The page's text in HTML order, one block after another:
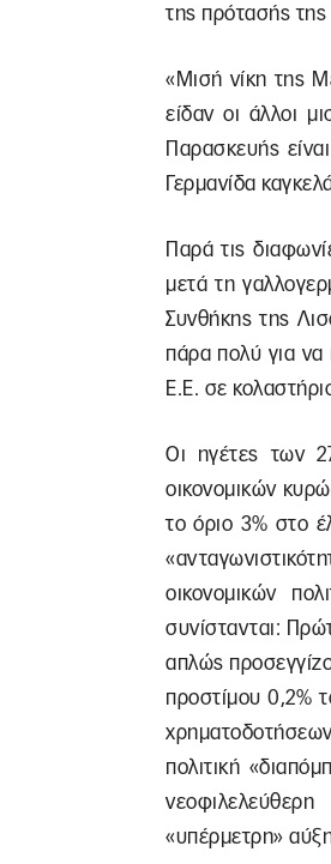
της πρότασής της
«Μισή νίκη της
είδαν οι άλλοι
Παρασκευής
Γερμανίδα
Παρά τις
μετά τη
Συνθήκης της
πάρα πολύ για να
Ε.Ε. σε
Οι ηγέτες των
οικονομικών
το όριο 3% στο
οικονομικών
συνίστανται:
απλώς
προστίμου 0,2%
πολιτική
«υπέρμετρη»